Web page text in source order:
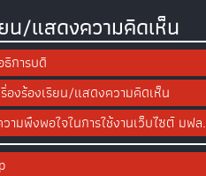
น/แสดงความคิดเห็น
การบดี
รื่องร้องเรียน/แสดงความคิดเห็น
ามพึงพอใจในการใช้งานเว็บไซต์ มฟล.